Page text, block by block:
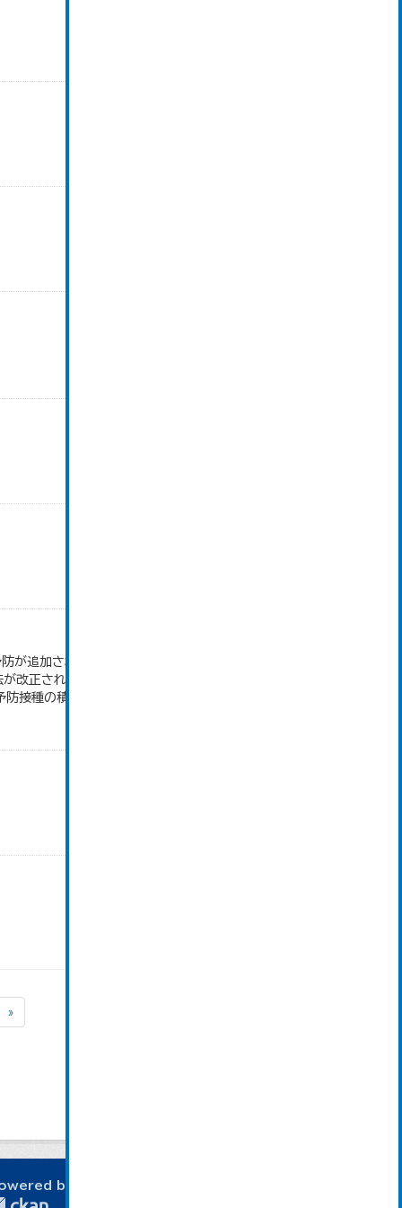
が追加された。 ※平成26年10月予防接種法が
改正され、Ｂ型肝炎が追加された。 ※令和2年
接種の積極的勧奨が再開となった。...
»
by